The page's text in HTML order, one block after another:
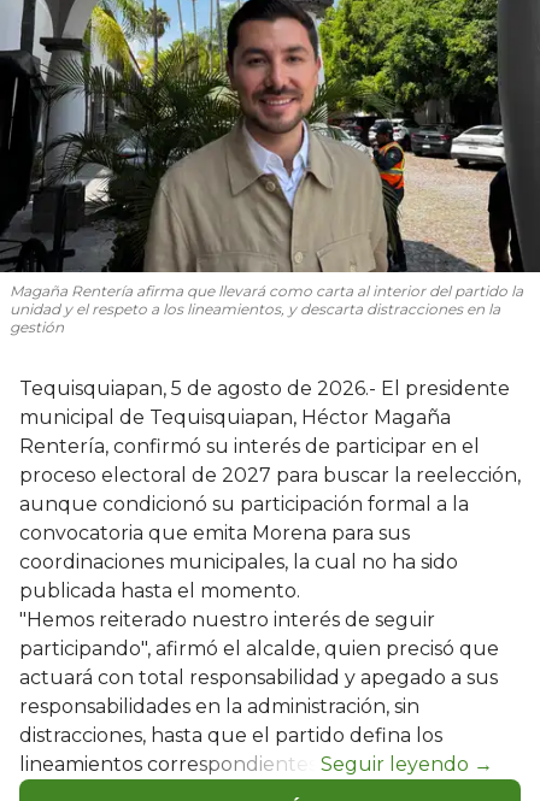
Magaña Rentería afirma que llevará como carta al interior del partido la
unidad y el respeto a los lineamientos, y descarta distracciones en la
gestión
Tequisquiapan, 5 de agosto de 2026.- El presidente
municipal de Tequisquiapan, Héctor Magaña
Rentería, confirmó su interés de participar en el
proceso electoral de 2027 para buscar la reelección,
aunque condicionó su participación formal a la
convocatoria que emita Morena para sus
coordinaciones municipales, la cual no ha sido
publicada hasta el momento.
"Hemos reiterado nuestro interés de seguir
participando", afirmó el alcalde, quien precisó que
actuará con total responsabilidad y apegado a sus
responsabilidades en la administración, sin
distracciones, hasta que el partido defina los
lineamientos correspondientes.